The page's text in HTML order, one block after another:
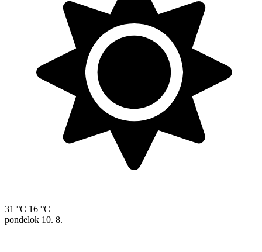
31 °C 16 °C
pondelok 10. 8.